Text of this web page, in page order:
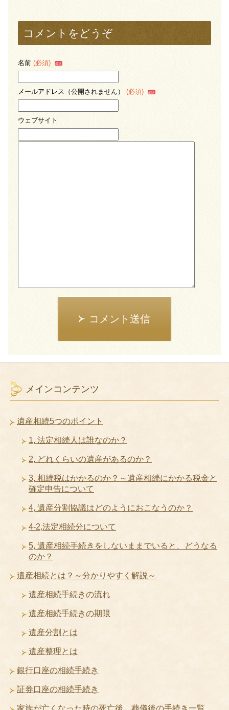
コメントをどうぞ
名前 (必須)
メールアドレス（公開されません） (必須)
ウェブサイト
コメント送信
メインコンテンツ
遺産相続5つのポイント
1, 法定相続人は誰なのか？
2, どれくらいの遺産があるのか？
3, 相続税はかかるのか？～遺産相続にかかる税金と
確定申告について
4, 遺産分割協議はどのようにおこなうのか？
4-2,法定相続分について
5, 遺産相続手続きをしないままでいると、どうなる
のか？
遺産相続とは？～分かりやすく解説～
遺産相続手続きの流れ
遺産相続手続きの期限
遺産分割とは
遺産整理とは
銀行口座の相続手続き
証券口座の相続手続き